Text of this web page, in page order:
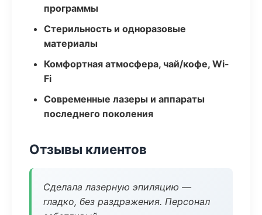
программы
Стерильность и одноразовые
материалы
Комфортная атмосфера, чай/кофе, Wi-
Fi
Современные лазеры и аппараты
последнего поколения
Отзывы клиентов
Сделала лазерную эпиляцию —
гладко, без раздражения. Персонал